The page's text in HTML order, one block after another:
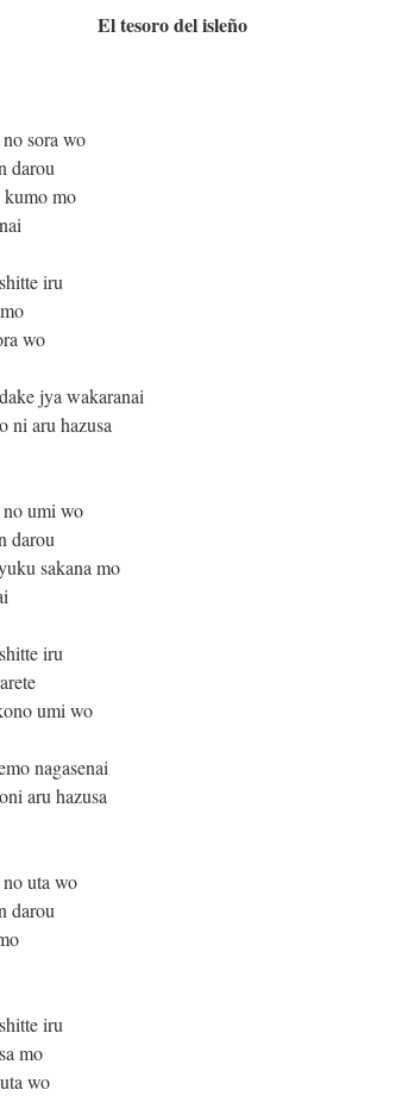
El tesoro del isleño
sora wo
darou
kumo mo
iru
wo
jya wakaranai
ni aru hazusa
umi wo
darou
sakana mo
iru
umi wo
nagasenai
aru hazusa
uta wo
darou
iru
mo
wo